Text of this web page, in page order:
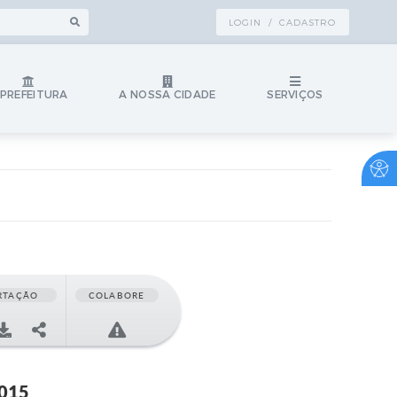
LOGIN / CADASTRO
A NOSSA CIDADE SERVIÇOS
COLABORE